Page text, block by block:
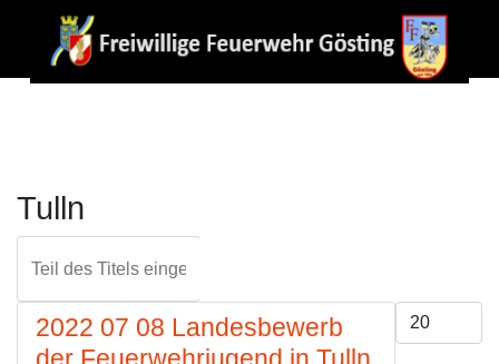
Tulln
Anzeige #
2022 07 08 Landesbewerb